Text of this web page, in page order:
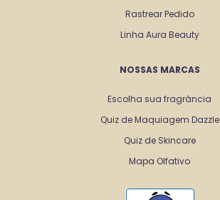
Rastrear Pedido
Linha Aura Beauty
NOSSAS MARCAS
Escolha sua fragrância
Quiz de Maquiagem Dazzle
Quiz de Skincare
Mapa Olfativo